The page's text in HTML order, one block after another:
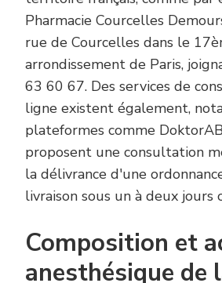
Pharmacie Courcelles
rue de Courcelles dans le
arrondissement de Paris,
63 60 67. Des services de
ligne existent également,
plateformes comme
proposent une consultation
la délivrance d'une
livraison sous un à deux jours
Composition et
anesthésique de